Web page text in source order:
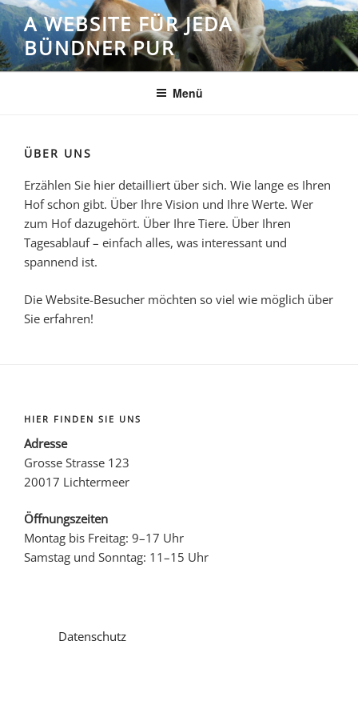
Zum
Inhalt
springen
A WEBSITE FÜR JEDA
BÜNDNER PUR
Menü
ÜBER UNS
Erzählen Sie hier detailliert über sich. Wie lange es Ihren
Hof schon gibt. Über Ihre Vision und Ihre Werte. Wer
zum Hof dazugehört. Über Ihre Tiere. Über Ihren
Tagesablauf – einfach alles, was interessant und
spannend ist.
Die Website-Besucher möchten so viel wie möglich über
Sie erfahren!
HIER FINDEN SIE UNS
Adresse
Grosse Strasse 123
20017 Lichtermeer
Öffnungszeiten
Montag bis Freitag: 9–17 Uhr
Samstag und Sonntag: 11–15 Uhr
Datenschutz